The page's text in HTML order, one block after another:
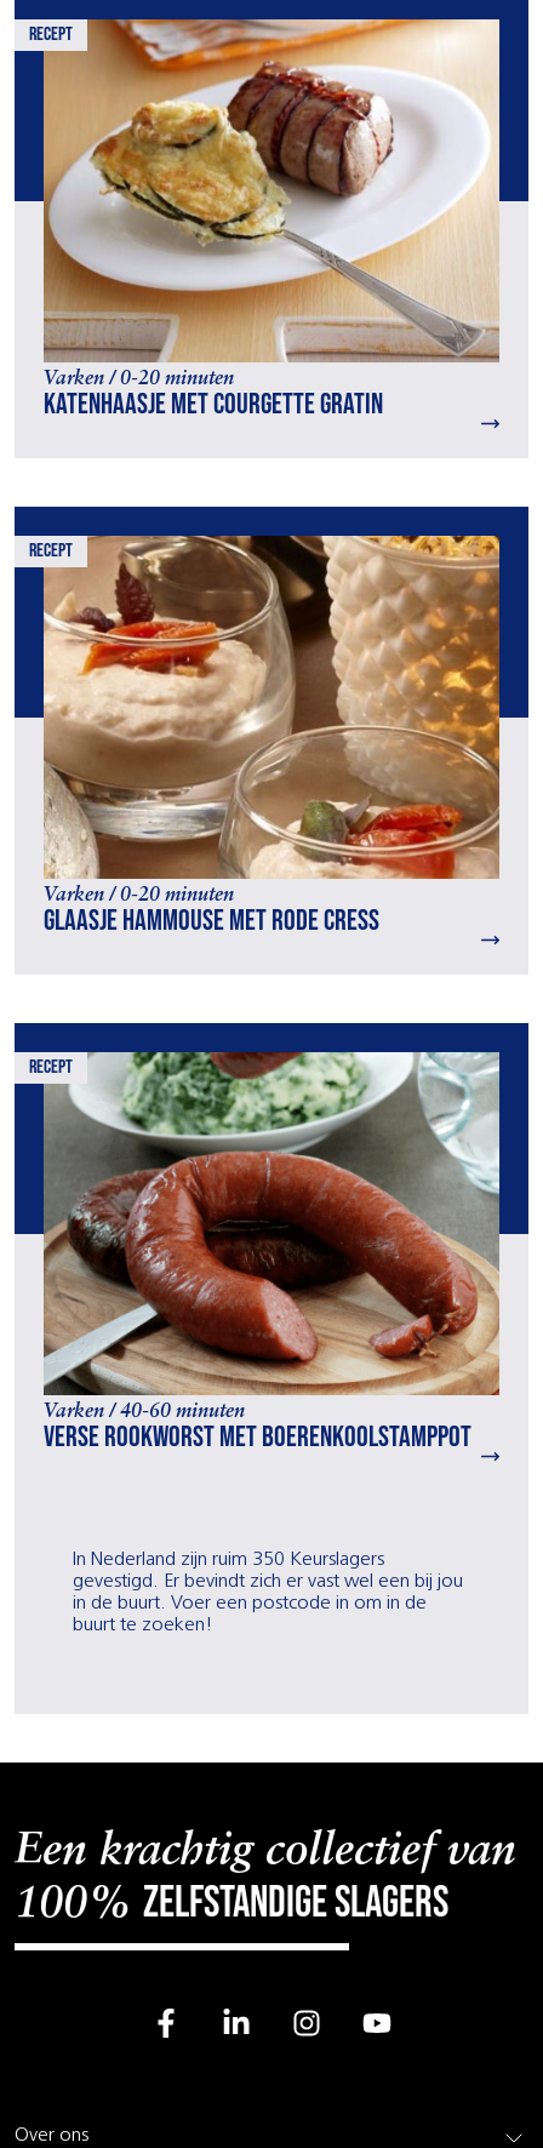
recept
Varken / 0-20 minuten
Katenhaasje met courgette gratin
recept
Varken / 0-20 minuten
Glaasje hammouse met rode cress
recept
Varken / 40-60 minuten
Verse rookworst met boerenkoolstamppot
In Nederland zijn ruim 350 Keurslagers
gevestigd. Er bevindt zich er vast wel een bij jou
in de buurt. Voer een postcode in om in de
buurt te zoeken!
Een krachtig collectief van
100% zelfstandige slagers
Over ons